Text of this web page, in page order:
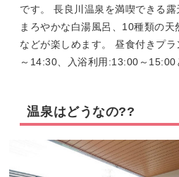
です。 長良川温泉を満喫できる
まろやかな白湯風呂、10種類の天
などが楽しめます。 昼食付きプ
～14:30、入浴利用:13:00～15:00
温泉はどうなの??